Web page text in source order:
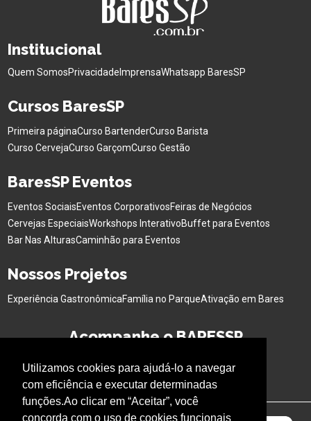
Utilizamos cookies para ajudá-lo a navegar
com eficiência e executar determinadas
funções.Ao clicar em “Aceitar”, você
concorda com o uso de cookies funcionais
Institucional
Quem SomosPrivacidade ImprensaWhatsapp BaresSP
Cursos BaresSP
Primeira páginaCurso BartenderCurso Barista
Curso CervejaCurso GarçomCurso Gestão
BaresSP Eventos
Eventos SociaisEventos CorporativosFeiras de Negócios
Cervejas EspeciaisWorkshops InterativoBuffet para Eventos
Bar Nas AlturasCaminhão para Eventos
Nossos Projetos
Experiência GastronômicaFamília no ParqueAtivação em Bares
Acompanhe o BARESSP